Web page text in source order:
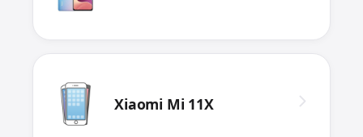
Xiaomi Mi 11X